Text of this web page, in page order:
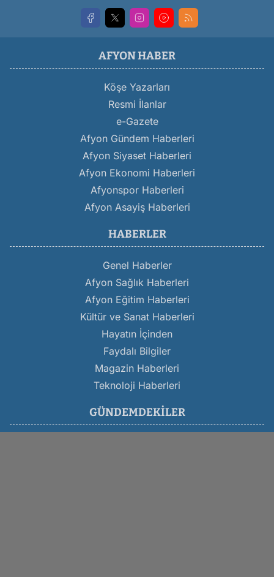
AFYON HABER
Köşe Yazarları
Resmi İlanlar
e-Gazete
Afyon Gündem Haberleri
Afyon Siyaset Haberleri
Afyon Ekonomi Haberleri
Afyonspor Haberleri
Afyon Asayiş Haberleri
HABERLER
Genel Haberler
Afyon Sağlık Haberleri
Afyon Eğitim Haberleri
Kültür ve Sanat Haberleri
Hayatın İçinden
Faydalı Bilgiler
Magazin Haberleri
Teknoloji Haberleri
GÜNDEMDEKILER